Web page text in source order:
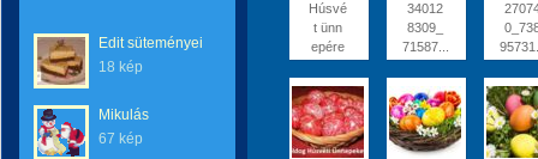
Edit süteményei
18 kép
Mikulás
67 kép
Húsvé
t ünn
epére
34012
8309_
71587...